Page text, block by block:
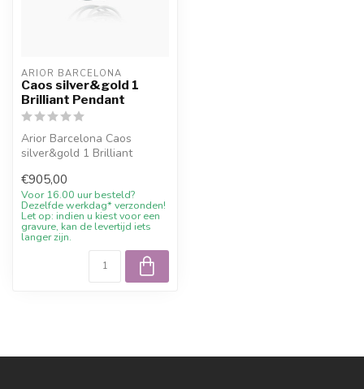
ARIOR BARCELONA
Caos silver&gold 1
Brilliant Pendant
Arior Barcelona Caos
silver&gold 1 Brilliant
farbigem Des...
€905,00
Voor 16.00 uur besteld?
Dezelfde werkdag* verzonden!
Let op: indien u kiest voor een
gravure, kan de levertijd iets
langer zijn.